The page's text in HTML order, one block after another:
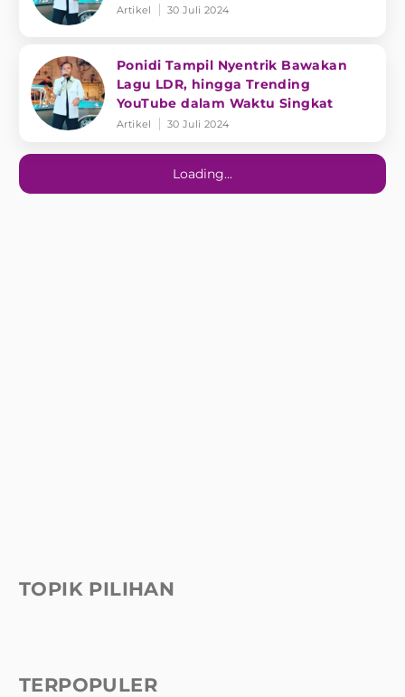
Artikel 30 Juli 2024
Ponidi Tampil Nyentrik Bawakan
Lagu LDR, hingga Trending
YouTube dalam Waktu Singkat
Artikel 30 Juli 2024
Loading...
TOPIK PILIHAN
TERPOPULER